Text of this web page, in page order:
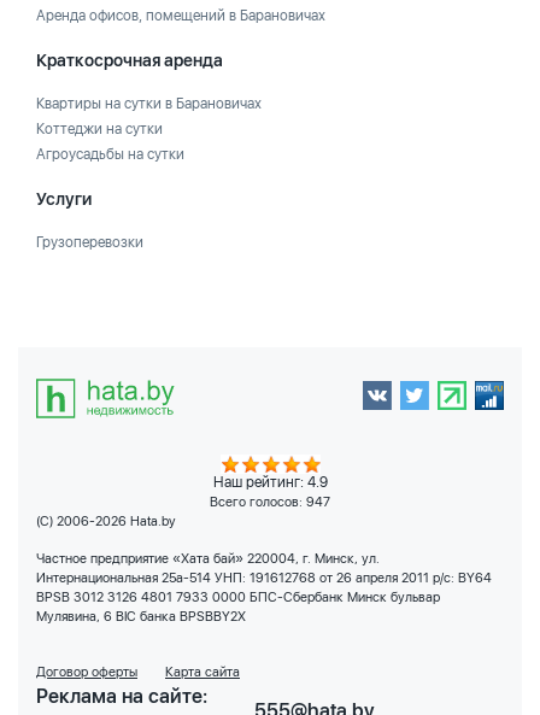
Аренда офисов, помещений в Барановичах
Краткосрочная аренда
Квартиры на сутки в Барановичах
Коттеджи на сутки
Агроусадьбы на сутки
Услуги
Грузоперевозки
Наш рейтинг: 4.9
Всего голосов: 947
(C) 2006-2026 Hata.by
Частное предприятие «Хата бай» 220004, г. Минск, ул.
Интернациональная 25а-514 УНП: 191612768 от 26 апреля 2011 р/с: BY64
BPSB 3012 3126 4801 7933 0000 БПС-Сбербанк Минск бульвар
Мулявина, 6 BIC банка BPSBBY2X
Договор оферты Карта сайта
Реклама на сайте: